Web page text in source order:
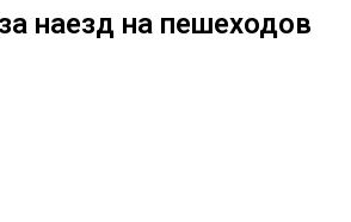
наезд на пешеходов